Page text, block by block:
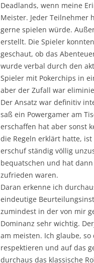
Deadlands, wenn meine
Meister. Jeder Teilnehmer
gerne spielen würde.
erstellt. Die Spieler
geschaut, ob das
wurde verbal durch den
Spieler mit Pokerchips in
aber der Zufall war
Der Ansatz war definitiv
saß ein Powergamer am
erschaffen hat aber sonst
die Regeln erklärt hatte,
erschuf ständig völlig
bequatschen und hat
zufrieden waren.
Daran erkenne ich
eindeutige
zumindest in der von mir
Dominanz sehr wichtig.
am meisten. Ich glaube,
respektieren und auf das
durchaus das klassische